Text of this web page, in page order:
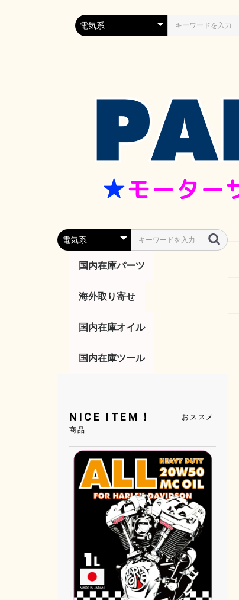
国内在庫パーツ
コントロール
サスペンション
タイヤ／ホイール
タンク／フェンダー
トランスミッション／
フットコントロール
ボディー
マフラー／排気系
ライト／ウインカー
ラック／キャリア
電気系／エレクトリッ
ブレーキ
エアー／吸気系
海外取り寄せ
国内在庫オイル
オイル／フィルター
バッテリー
国内在庫ツール
NICE ITEM！
おススメ
商品